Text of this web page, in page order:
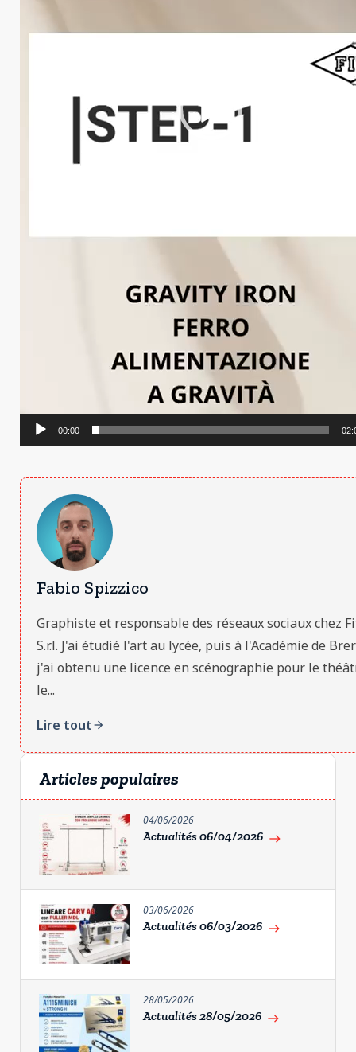
00:00
Fabio Spizzico
Graphiste et responsable des réseaux sociaux chez
S.r.l. J'ai étudié l'art au lycée, puis à l'Académie de
j'ai obtenu une licence en scénographie pour le
le...
Lire toutarrow_forward
Articles populaires
04/06/2026
Actualités 06/04/2026 east
03/06/2026
Actualités 06/03/2026 east
28/05/2026
Actualités 28/05/2026 east